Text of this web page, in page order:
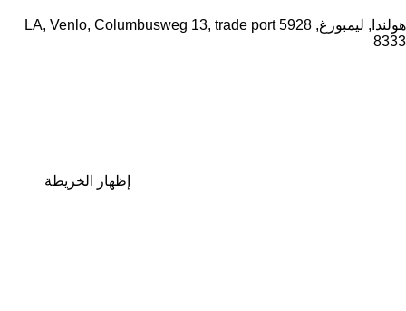
هولندا, ليمبورغ, 5928 LA, Venlo, Columbusweg 13, trade port
8333
إظهار الخريطة